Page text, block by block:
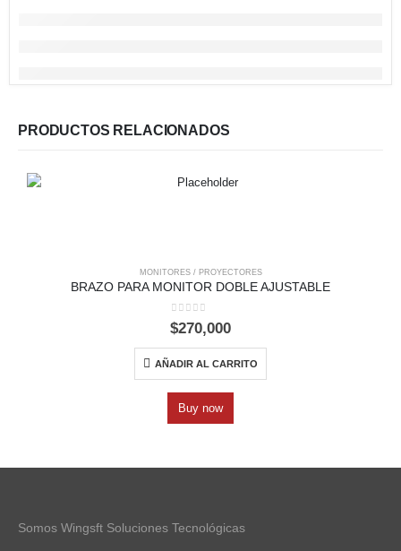
PRODUCTOS RELACIONADOS
MONITORES / PROYECTORES
BRAZO PARA MONITOR DOBLE AJUSTABLE
0out of 5
$270,000
AÑADIR AL CARRITO
Buy now
Somos Wingsft Soluciones Tecnológicas